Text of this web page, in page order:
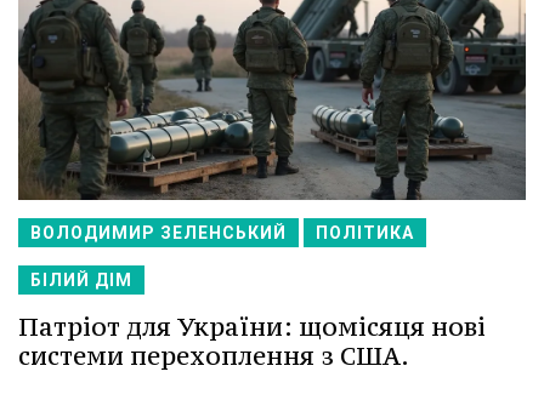
ВОЛОДИМИР ЗЕЛЕНСЬКИЙ ПОЛІТИКА
БІЛИЙ ДІМ
Патріот для України: щомісяця нові
системи перехоплення з США.